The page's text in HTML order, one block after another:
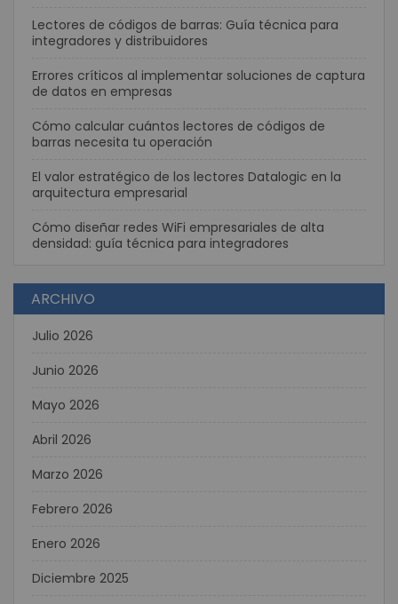
Lectores de códigos de barras: Guía técnica para
integradores y distribuidores
Errores críticos al implementar soluciones de captura
de datos en empresas
Cómo calcular cuántos lectores de códigos de
barras necesita tu operación
El valor estratégico de los lectores Datalogic en la
arquitectura empresarial
Cómo diseñar redes WiFi empresariales de alta
densidad: guía técnica para integradores
ARCHIVO
Julio 2026
Junio 2026
Mayo 2026
Abril 2026
Marzo 2026
Febrero 2026
Enero 2026
Diciembre 2025